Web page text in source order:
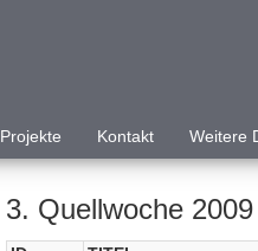
Projekte Kontakt Weitere
3. Quellwoche 2009